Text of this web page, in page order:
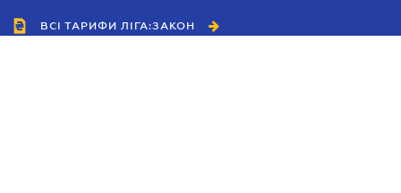
ВСІ ТАРИФИ ЛІГА:ЗАКОН